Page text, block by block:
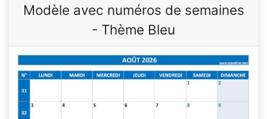
Modèle avec numéros de semaines
- Thème Bleu